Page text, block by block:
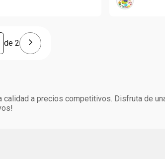
de2
a precios competitivos. Disfruta de